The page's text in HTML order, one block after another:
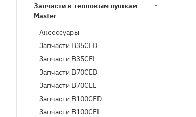
Запчасти к тепловым пушкам
Master
Аксессуары
Запчасти B35CED
Запчасти B35CEL
Запчасти B70CED
Запчасти B70CEL
Запчасти B100CED
Запчасти B100CEL